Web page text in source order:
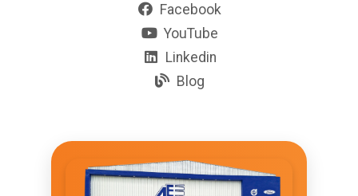
Facebook
YouTube
Linkedin
Blog